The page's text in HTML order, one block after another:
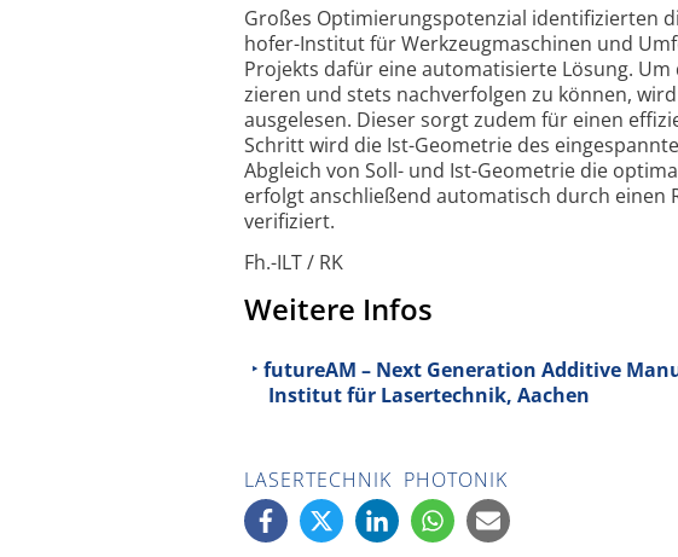
Großes Optimierungs­potenzial identi­fi­zierten
hofer-Institut für Werkzeug­maschinen und
Projekts dafür eine automa­ti­sierte Lösung.
zieren und stets nach­ver­folgen zu können,
aus­ge­lesen. Dieser sorgt zudem für einen
Schritt wird die Ist-Geometrie des
Abgleich von Soll- und Ist-Geometrie die
erfolgt anschließend automatisch durch einen
verifiziert.
Fh.-ILT / RK
Weitere Infos
futureAM – Next Generation Additive
Institut für Lasertechnik, Aachen
LASERTECHNIK PHOTONIK